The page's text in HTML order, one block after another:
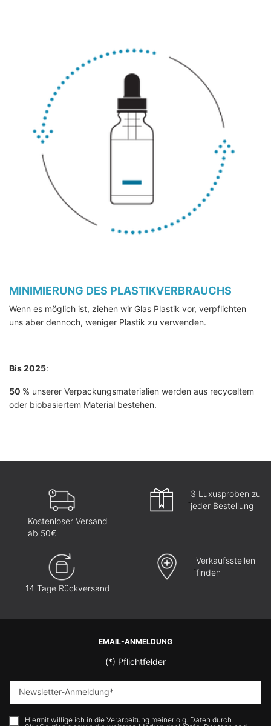
MINIMIERUNG DES PLASTIKVERBRAUCHS
Wenn es möglich ist, ziehen wir Glas Plastik vor, verpflichten
uns aber dennoch, weniger Plastik zu verwenden.
Bis 2025:
50 % unserer Verpackungsmaterialien werden aus recyceltem
oder biobasiertem Material bestehen.
Kostenloser Versand
ab 50€
3 Luxusproben zu
jeder Bestellung
14 Tage Rückversand
Verkaufsstellen
finden
EMAIL-ANMELDUNG
(*) Pflichtfelder
Newsletter-Anmeldung*
Hiermit willige ich in die Verarbeitung meiner o.g. Daten durch